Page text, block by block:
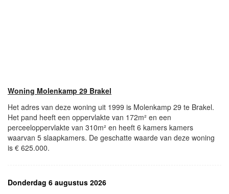
Woning Molenkamp 29 Brakel
Het adres van deze woning uit 1999 is Molenkamp 29 te Brakel.
Het pand heeft een oppervlakte van 172m² en een
perceeloppervlakte van 310m² en heeft 6 kamers kamers
waarvan 5 slaapkamers. De geschatte waarde van deze woning
is € 625.000.
Donderdag 6 augustus 2026